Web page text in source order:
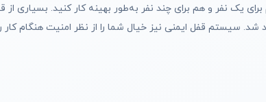
سیستم قفل ایمنی نیز خیال شما را از نظر امنیت هنگام